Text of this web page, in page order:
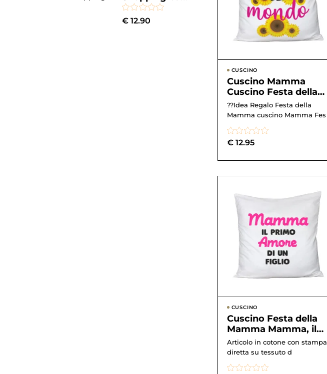
CUSCINO
Cuscino Mamma
Cuscino Festa della
Mamma La Migliore
Mamma del Mondo
??Idea Regalo Festa della
Mamma cuscino Mamma Fes
€12.95
CUSCINO
Cuscino Festa della
Mamma Mamma, il
primo amore di un
figlio – happy ...
Articolo in cotone con stampa
diretta su tessuto d
€ 12.90